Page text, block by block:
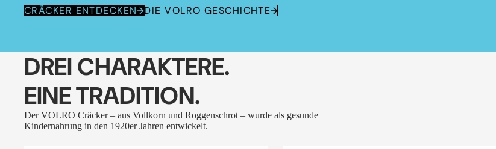
CRÄCKER ENTDECKEN DIE VOLRO GESCHICHTE
DREI CHARAKTERE.
EINE TRADITION.
Der VOLRO Cräcker – aus Vollkorn und Roggenschrot – wurde als gesunde
Kindernahrung in den 1920er Jahren entwickelt.